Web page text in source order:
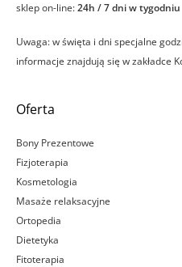
sklep on-line:24h / 7 dni w tygodniu
Uwaga: w święta i dni specjalne
informacje znajdują się w zakładce
Oferta
Bony Prezentowe
Fizjoterapia
Kosmetologia
Masaże relaksacyjne
Ortopedia
Dietetyka
Fitoterapia